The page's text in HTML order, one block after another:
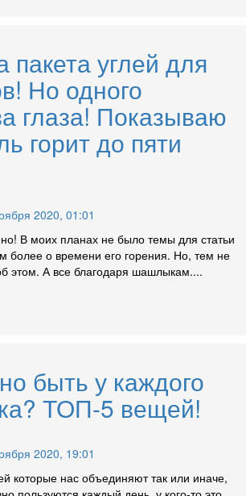
пакета углей для
Но одного
глаза! Показываю
горит до пяти
2020, 01:01
В моих планах не было темы для статьи
более о времени его горения. Но, тем не
этом. А все благодаря шашлыкам....
быть у каждого
ТОП-5 вещей!
2020, 19:01
которые нас объединяют так или иначе,